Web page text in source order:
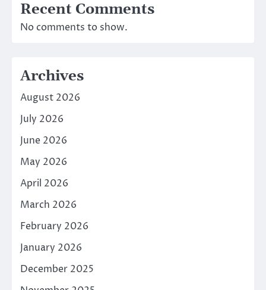
Recent Comments
No comments to show.
Archives
August 2026
July 2026
June 2026
May 2026
April 2026
March 2026
February 2026
January 2026
December 2025